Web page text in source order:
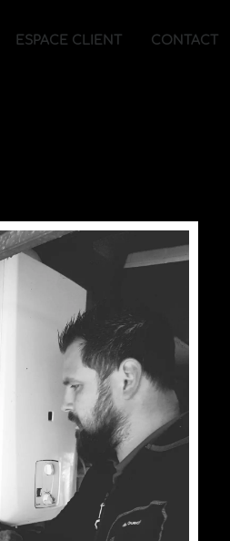
ESPACE CLIENT CONTACT